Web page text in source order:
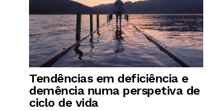
Tendências em deficiência e
demência numa perspetiva de
ciclo de vida